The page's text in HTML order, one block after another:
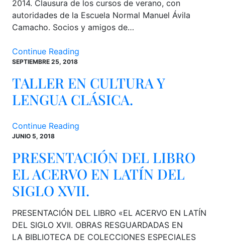
2014. Clausura de los cursos de verano, con
autoridades de la Escuela Normal Manuel Ávila
Camacho. Socios y amigos de…
Continue Reading
SEPTIEMBRE 25, 2018
TALLER EN CULTURA Y
LENGUA CLÁSICA.
Continue Reading
JUNIO 5, 2018
PRESENTACIÓN DEL LIBRO
EL ACERVO EN LATÍN DEL
SIGLO XVII.
PRESENTACIÓN DEL LIBRO «EL ACERVO EN LATÍN
DEL SIGLO XVII. OBRAS RESGUARDADAS EN
LA BIBLIOTECA DE COLECCIONES ESPECIALES